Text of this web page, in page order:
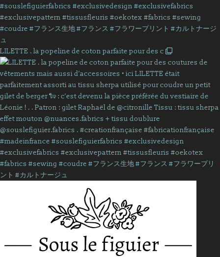
LILETTE . la popeline de coton parfaite pour des c